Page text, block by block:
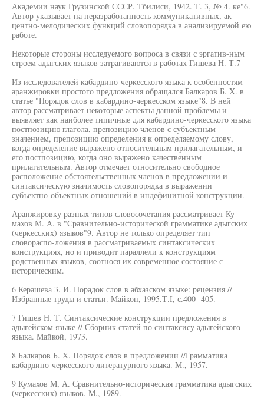
Академии наук Грузинской СССР. Тбилиси, 1942. Т. 3, № 4. ке"6.
Автор указывает на неразработанность коммуникативных, ак-
центно-мелодических функций словопорядка в анализируемой ею
работе.
Некоторые стороны исследуемого вопроса в связи с эргатив-ным
строем адыгских языков затрагиваются в работах Гишева Н. Т.7
Из исследователей кабардино-черкесского языка к особенностям
аранжировки простого предложения обращался Балкаров Б. X. в
статье "Порядок слов в кабардино-черкесском языке"8. В ней
автор рассматривает некоторые аспекты данной проблемы и
выявляет как наиболее типичные для кабардино-черкесского языка
постпозицию глагола, препозицию членов с субъектным
значением, препозицию определения к определяемому слову,
когда определение выражено относительным прилагательным, и
его постпозицию, когда оно выражено качественным
прилагательным. Автор отмечает относительно свободное
расположение обстоятельственных членов в предложении и
синтаксическую значимость словопорядка в выражении
субъектно-объектных отношений в индефинитной конструкции.
Аранжировку разных типов словосочетания рассматривает Ку-
махов М. А. в "Сравнительно-исторической грамматике адыгских
(черкесских) языков"9. Автор не только определяет тип
словораспо-ложения в рассматриваемых синтаксических
конструкциях, но и приводит параллели к конструкциям
родственных языков, соотнося их современное состояние с
историческим.
6 Керашева 3. И. Порадок слов в абхазском языке: рецензия //
Избранные труды и статьи. Майкоп, 1995.Т.I, с.400 -405.
7 Гишев Н. Т. Синтаксические конструкции предложения в
адыгейском языке // Сборник статей по синтаксису адыгейского
языка. Майкой, 1973.
8 Балкаров Б. X. Порядок слов в предложении //Грамматика
кабардино-черкесского литературного языка. М., 1957.
9 Кумахов М, А. Сравнительно-историческая грамматика адыгских
(черкесских) языков. М., 1989.